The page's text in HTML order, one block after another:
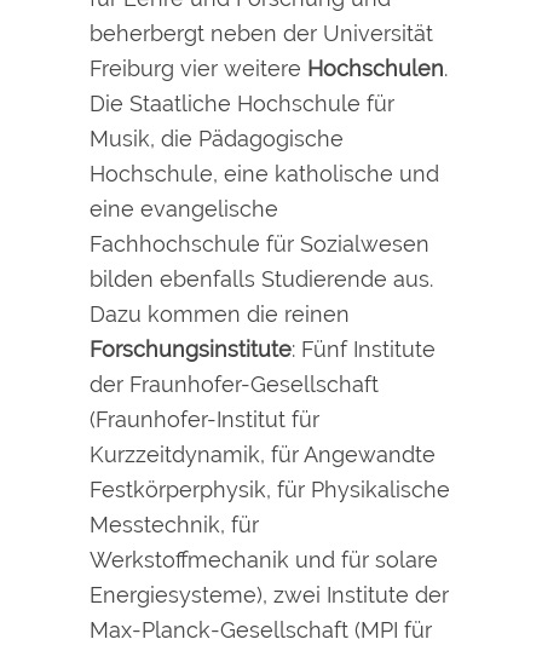
beherbergt neben der Universität
Freiburg vier weitere Hochschulen.
Die Staatliche Hochschule für
Musik, die Pädagogische
Hochschule, eine katholische und
eine evangelische
Fachhochschule für Sozialwesen
bilden ebenfalls Studierende aus.
Dazu kommen die reinen
Forschungsinstitute: Fünf Institute
der Fraunhofer-Gesellschaft
(Fraunhofer-Institut für
Kurzzeitdynamik, für Angewandte
Festkörperphysik, für Physikalische
Messtechnik, für
Werkstoffmechanik und für solare
Energiesysteme), zwei Institute der
Max-Planck-Gesellschaft (MPI für